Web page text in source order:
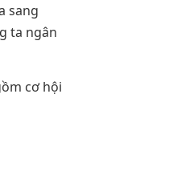
sang
ta ngân
cơ hội